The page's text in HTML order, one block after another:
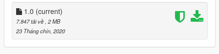
1.0 (current)
7.847 tải về , 2 MB
23 Tháng chín, 2020